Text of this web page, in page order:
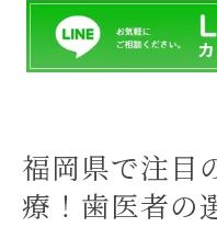
福岡県で注目
療！歯医者の